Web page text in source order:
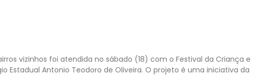
vizinhos foi atendida no sábado (18) com o Festival da Criança e
Estadual Antonio Teodoro de Oliveira. O projeto é uma iniciativa da